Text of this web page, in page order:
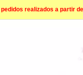
realizados a partir